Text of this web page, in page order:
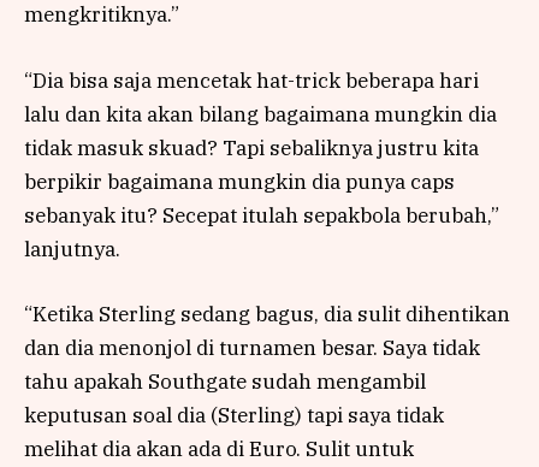
mengkritiknya.”
“Dia bisa saja mencetak hat-trick beberapa hari
lalu dan kita akan bilang bagaimana mungkin dia
tidak masuk skuad? Tapi sebaliknya justru kita
berpikir bagaimana mungkin dia punya caps
sebanyak itu? Secepat itulah sepakbola berubah,”
lanjutnya.
“Ketika Sterling sedang bagus, dia sulit dihentikan
dan dia menonjol di turnamen besar. Saya tidak
tahu apakah Southgate sudah mengambil
keputusan soal dia (Sterling) tapi saya tidak
melihat dia akan ada di Euro. Sulit untuk